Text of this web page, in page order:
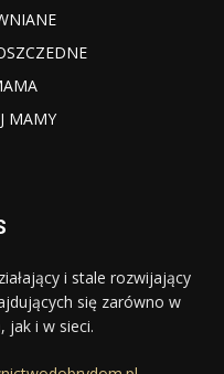
MAMY
i stale rozwijający
się zarówno w
jak i w sieci.